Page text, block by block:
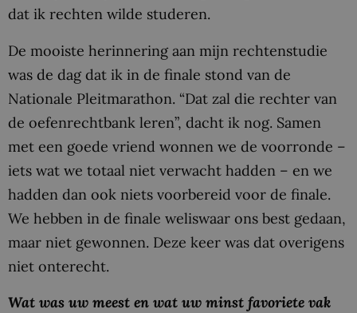
dat ik rechten wilde studeren.
De mooiste herinnering aan mijn rechtenstudie
was de dag dat ik in de finale stond van de
Nationale Pleitmarathon. “Dat zal die rechter van
de oefenrechtbank leren”, dacht ik nog. Samen
met een goede vriend wonnen we de voorronde –
iets wat we totaal niet verwacht hadden – en we
hadden dan ook niets voorbereid voor de finale.
We hebben in de finale weliswaar ons best gedaan,
maar niet gewonnen. Deze keer was dat overigens
niet onterecht.
Wat was uw meest en wat uw minst favoriete vak